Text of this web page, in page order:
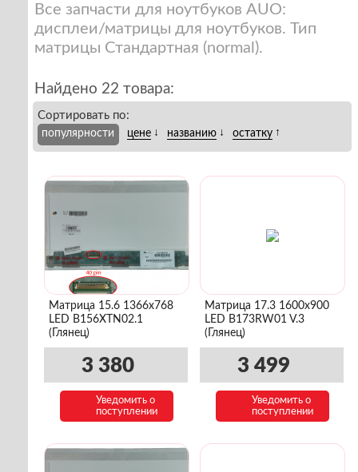
Все запчасти для ноутбуков AUO:
дисплеи/матрицы для ноутбуков. Тип
матрицы Стандартная (normal).
Найдено 22 товара:
Сортировать по:
популярности цене ↓ названию ↓ остатку ↑
Матрица 15.6 1366x768
LED B156XTN02.1
(Глянец)
3 380
Уведомить о
поступлении
Матрица 17.3 1600x900
LED B173RW01 V.3
(Глянец)
3 499
Уведомить о
поступлении